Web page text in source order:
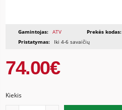
Gamintojas: ATV Prekės kodas:
Pristatymas:
Iki 4-6 savaičių
74.00€
Kiekis